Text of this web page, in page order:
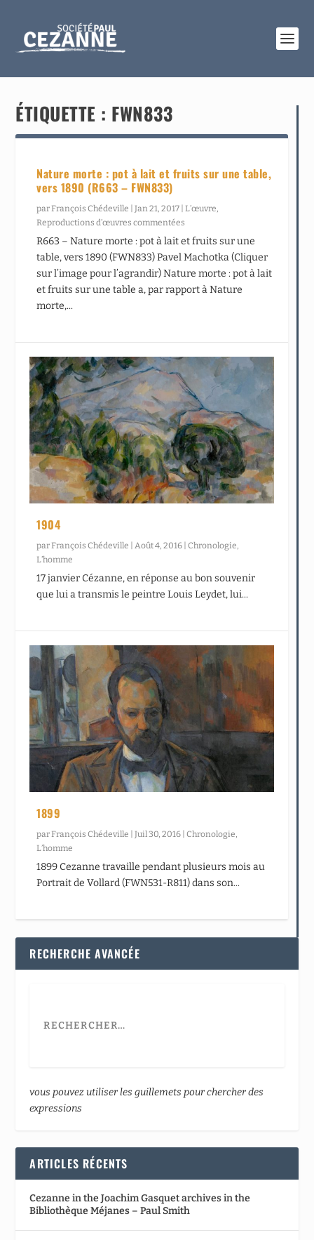
ÉTIQUETTE : FWN833
Nature morte : pot à lait et fruits sur une table,
vers 1890 (R663 – FWN833)
parFrançois Chédeville |Jan 21, 2017 |L’œuvre,
Reproductions d’œuvres commentées
R663 – Nature morte : pot à lait et fruits sur une
table, vers 1890 (FWN833) Pavel Machotka (Cliquer
sur l’image pour l’agrandir) Nature morte : pot à lait
et fruits sur une table a, par rapport à Nature
morte,...
1904
par François Chédeville Août 4, 2016 |Chronologie
L’homme
17 janvier Cézanne, en réponse au bon souvenir
que lui a transmis le peintre Louis Leydet, lui...
1899
par François Chédeville |Juil 30, 2016 |Chronologie
L’homme
1899 Cezanne travaille pendant plusieurs mois au
Portrait de Vollard (FWN531-R811) dans son...
RECHERCHE AVANCÉE
vous pouvez utiliser les guillemets pour chercher des
expressions
ARTICLES RÉCENTS
Cezanne in the Joachim Gasquet archives in the
Bibliothèque Méjanes – Paul Smith